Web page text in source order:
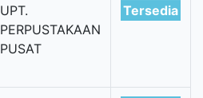
UPT.
PERPUSTAKAAN
PUSAT
Tersedia